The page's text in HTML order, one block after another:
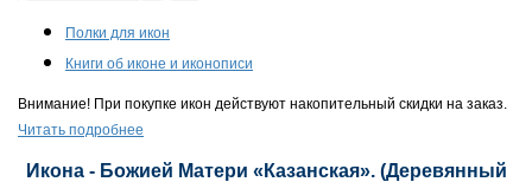
Полки для икон
Книги об иконе и иконописи
Внимание! При покупке икон действуют накопительный скидки на заказ.
Читать подробнее
Икона - Божией Матери «Казанская». (Деревянный